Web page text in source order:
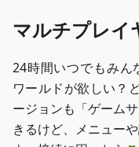
マルチプレイ
24時間いつでもみん
ワールドが欲しい？
ージョンも「ゲーム
きるけど、メニュー